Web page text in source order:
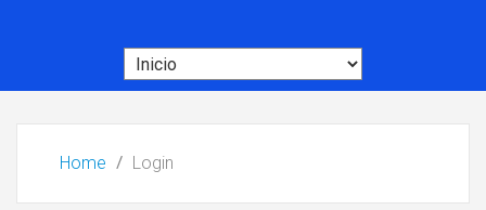
Home Login